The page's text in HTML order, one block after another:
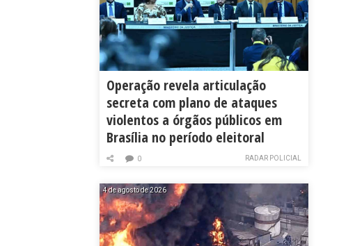
Operação revela articulação
secreta com plano de ataques
violentos a órgãos públicos em
Brasília no período eleitoral
RADAR POLICIAL
0
4 de agosto de 2026